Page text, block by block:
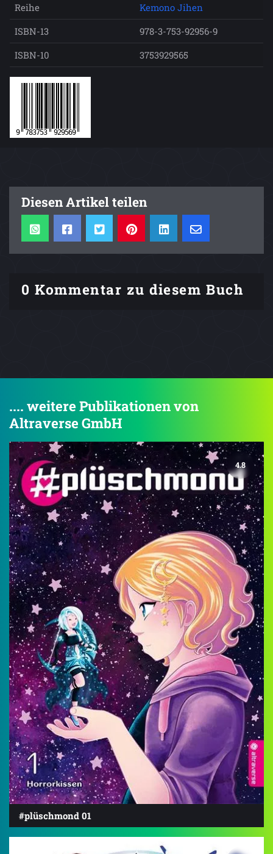
Reihe
Kemono Jihen
ISBN-13
978-3-753-92956-9
ISBN-10
3753929565
Diesen Artikel teilen
0 Kommentar zu diesem Buch
.... weitere Publikationen von
Altraverse GmbH
4.8
#plüschmond 01